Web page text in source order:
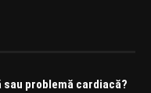
sau problemă cardiacă?